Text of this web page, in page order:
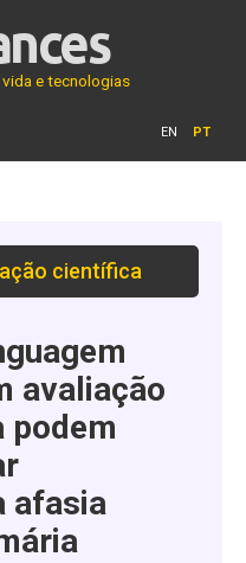
e tecnologias
EN PT
científica
avaliação
podem
afasia